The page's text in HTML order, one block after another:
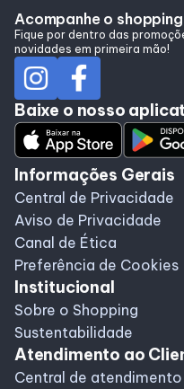
Acompanhe o
Fique por dentro das
novidades em primeira mão!
Baixe o nosso
Informações Gerais
Central de Privacidade
Aviso de Privacidade
Canal de Ética
Preferência de Cookies
Institucional
Sobre o Shopping
Sustentabilidade
Atendimento ao
Central de atendimento